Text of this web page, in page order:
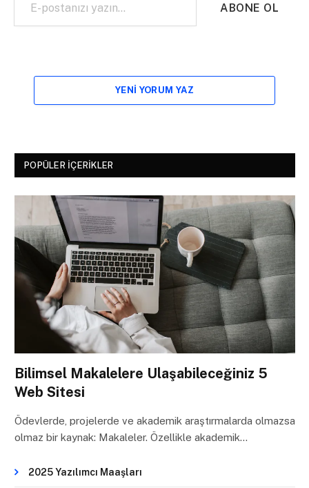
ABONE OL
YENI YORUM YAZ
POPÜLER İÇERIKLER
Bilimsel Makalelere Ulaşabileceğiniz 5
Web Sitesi
Ödevlerde, projelerde ve akademik araştırmalarda olmazsa
olmaz bir kaynak: Makaleler. Özellikle akademik…
2025 Yazılımcı Maaşları